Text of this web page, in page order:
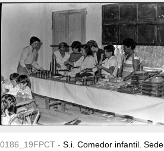
0186_19FPCT - S.i. Comedor infantil. Sede